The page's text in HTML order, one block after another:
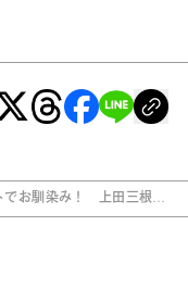
でお馴染み！ 上田三根子